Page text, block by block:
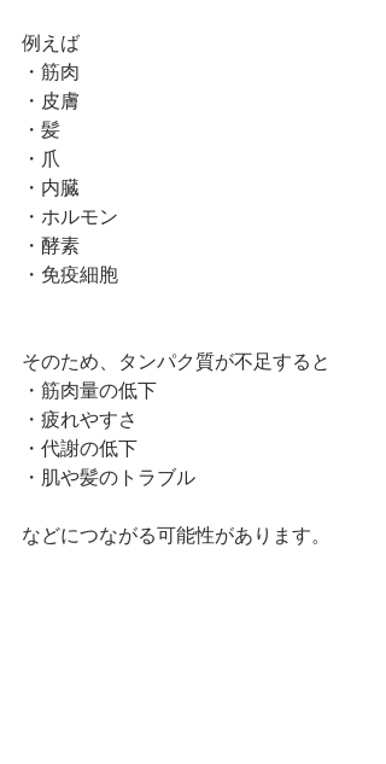
例えば
・筋肉
・皮膚
・髪
・爪
・内臓
・ホルモン
・酵素
・免疫細胞
そのため、タンパク質が不足すると
・筋肉量の低下
・疲れやすさ
・代謝の低下
・肌や髪のトラブル
などにつながる可能性があります。